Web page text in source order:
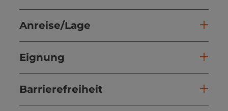
Anreise/Lage
Eignung
Barrierefreiheit